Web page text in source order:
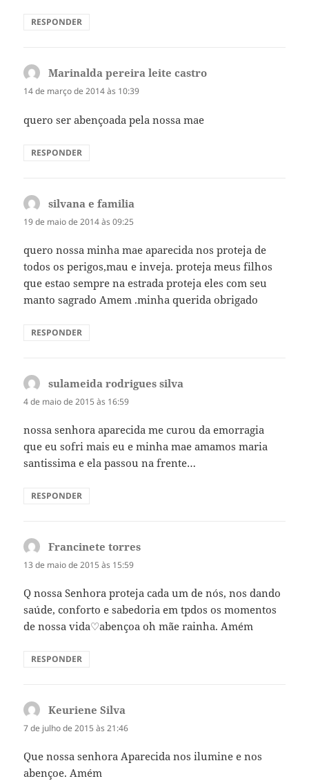
RESPONDER
Marinalda pereira leite castro
14 de março de 2014 às 10:39
quero ser abençoada pela nossa mae
RESPONDER
silvana e familia
19 de maio de 2014 às 09:25
quero nossa minha mae aparecida nos proteja de
todos os perigos,mau e inveja. proteja meus filhos
que estao sempre na estrada proteja eles com seu
manto sagrado Amem .minha querida obrigado
RESPONDER
sulameida rodrigues silva
4 de maio de 2015 às 16:59
nossa senhora aparecida me curou da emorragia
que eu sofri mais eu e minha mae amamos maria
santissima e ela passou na frente…
RESPONDER
Francinete torres
13 de maio de 2015 às 15:59
Q nossa Senhora proteja cada um de nós, nos dando
saúde, conforto e sabedoria em tpdos os momentos
de nossa vida♡abençoa oh mãe rainha. Amém
RESPONDER
Keuriene Silva
7 de julho de 2015 às 21:46
Que nossa senhora Aparecida nos ilumine e nos
abençoe. Amém